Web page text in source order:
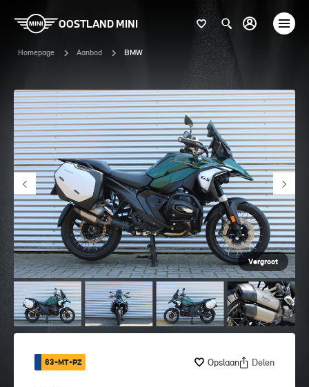
OOSTLAND MINI
Homepage Aanbod BMW
Vergroot
63-MT-PZ Opslaan Delen